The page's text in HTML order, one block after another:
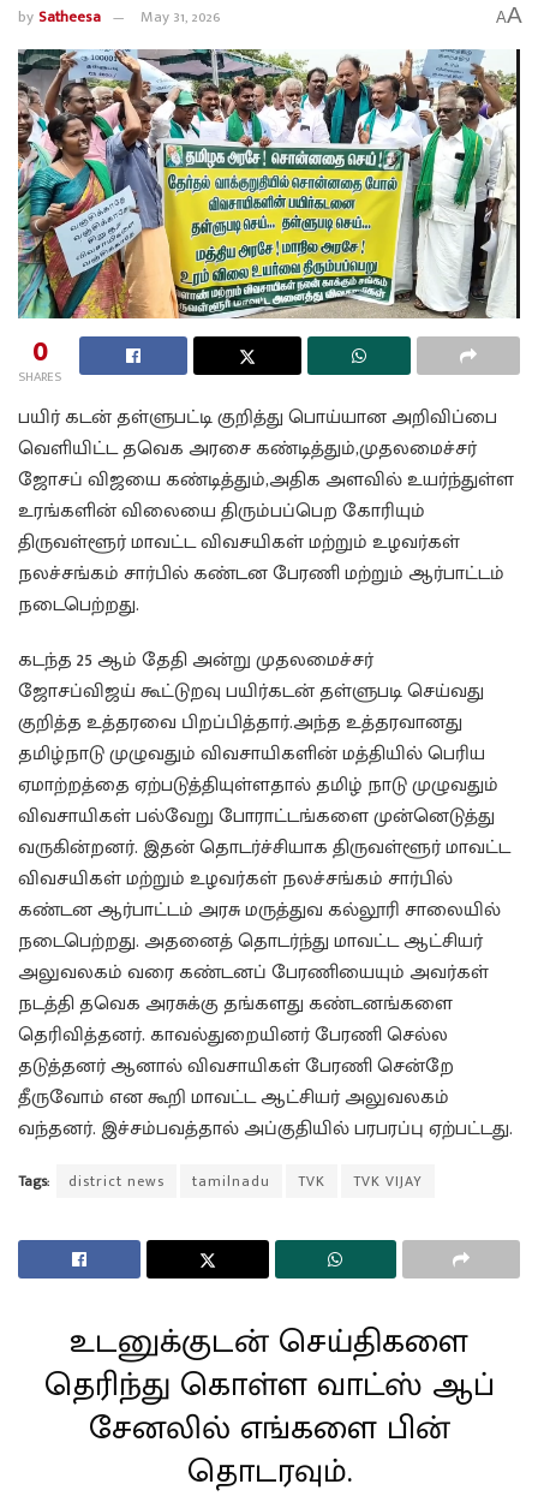
bySatheesa May 31, 2026 AA
0
SHARES
பயிர் கடன் தள்ளுபட்டி குறித்து பொய்யான அறிவிப்பை
வெளியிட்ட தவெக அரசை கண்டித்தும்,முதலமைச்சர்
ஜோசப் விஜயை கண்டித்தும்,அதிக அளவில் உயர்ந்துள்ள
உரங்களின் விலையை திரும்பப்பெற கோரியும்
திருவள்ளூர் மாவட்ட விவசயிகள் மற்றும் உழவர்கள்
நலச்சங்கம் சார்பில் கண்டன பேரணி மற்றும் ஆர்பாட்டம்
நடைபெற்றது.
கடந்த 25 ஆம் தேதி அன்று முதலமைச்சர்
ஜோசப்விஜய் கூட்டுறவு பயிர்கடன் தள்ளுபடி செய்வது
குறித்த உத்தரவை பிறப்பித்தார்.அந்த உத்தரவானது
தமிழ்நாடு முழுவதும் விவசாயிகளின் மத்தியில் பெரிய
ஏமாற்றத்தை ஏற்படுத்தியுள்ளதால் தமிழ் நாடு முழுவதும்
விவசாயிகள் பல்வேறு போராட்டங்களை முன்னெடுத்து
வருகின்றனர். இதன் தொடர்ச்சியாக திருவள்ளூர் மாவட்ட
விவசயிகள் மற்றும் உழவர்கள் நலச்சங்கம் சார்பில்
கண்டன ஆர்பாட்டம் அரசு மருத்துவ கல்லூரி சாலையில்
நடைபெற்றது. அதனைத் தொடர்ந்து மாவட்ட ஆட்சியர்
அலுவலகம் வரை கண்டனப் பேரணியையும் அவர்கள்
நடத்தி தவெக அரசுக்கு தங்களது கண்டனங்களை
தெரிவித்தனர். காவல்துறையினர் பேரணி செல்ல
தடுத்தனர் ஆனால் விவசாயிகள் பேரணி சென்றே
தீருவோம் என கூறி மாவட்ட ஆட்சியர் அலுவலகம்
வந்தனர். இச்சம்பவத்தால் அப்குதியில் பரபரப்பு ஏற்பட்டது.
Tags: district news tamilnadu TVK TVK VIJAY
உடனுக்குடன் செய்திகளை
தெரிந்து கொள்ள வாட்ஸ் ஆப்
சேனலில் எங்களை பின்
தொடரவும்.